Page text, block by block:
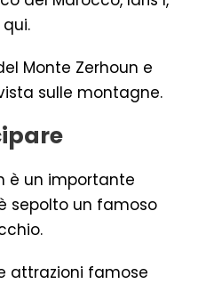
Monte Zerhoun e
sulle montagne.
è un importante
sepolto un famoso
attrazioni famose